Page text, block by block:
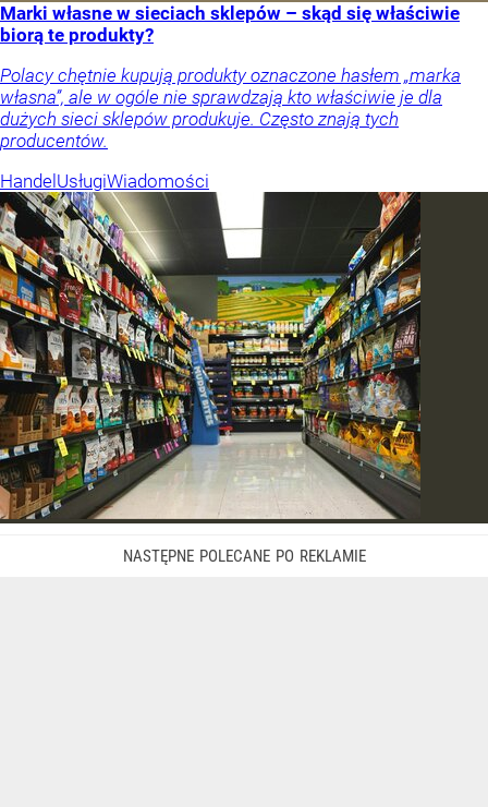
Marki własne w sieciach sklepów – skąd się właściwie
biorą te produkty?
Polacy chętnie kupują produkty oznaczone hasłem „marka
własna”, ale w ogóle nie sprawdzają kto właściwie je dla
dużych sieci sklepów produkuje. Często znają tych
producentów.
HandelUsługiWiadomości